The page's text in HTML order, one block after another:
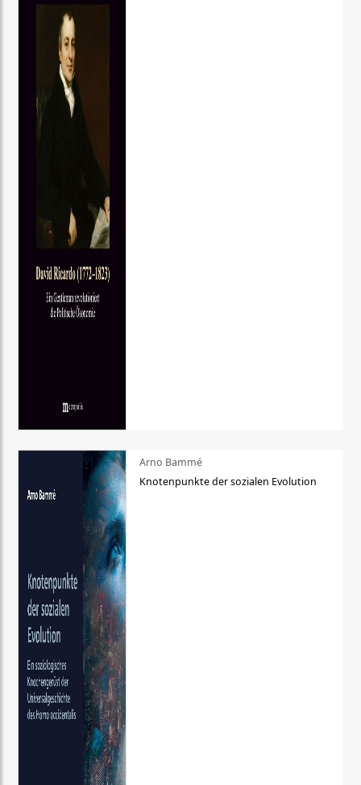
Arno Bammé
Knotenpunkte der sozialen Evolution